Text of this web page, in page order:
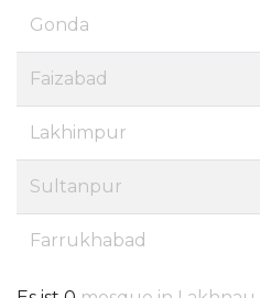
Gonda
Faizabad
Lakhimpur
Sultanpur
Farrukhabad